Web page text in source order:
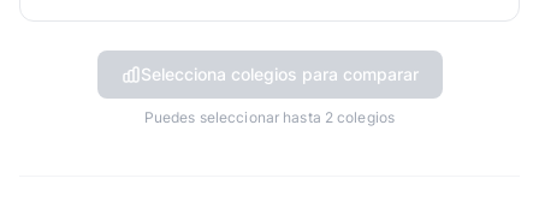
Selecciona colegios para comparar
Puedes seleccionar hasta 2 colegios